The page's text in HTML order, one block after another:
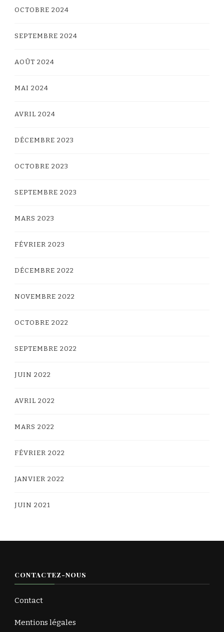
OCTOBRE 2024
SEPTEMBRE 2024
AOÛT 2024
MAI 2024
AVRIL 2024
DÉCEMBRE 2023
OCTOBRE 2023
SEPTEMBRE 2023
MARS 2023
FÉVRIER 2023
DÉCEMBRE 2022
NOVEMBRE 2022
OCTOBRE 2022
SEPTEMBRE 2022
JUIN 2022
AVRIL 2022
MARS 2022
FÉVRIER 2022
JANVIER 2022
JUIN 2021
CONTACTEZ-NOUS
Contact
Mentions légales